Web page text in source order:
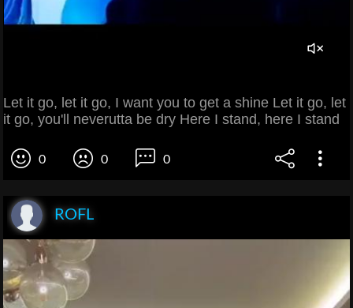
Let it go, let it go, I want you to get a shine Let it go, let
it go, you'll neverutta be dry Here I stand, here I stand
0 0 0
ROFL